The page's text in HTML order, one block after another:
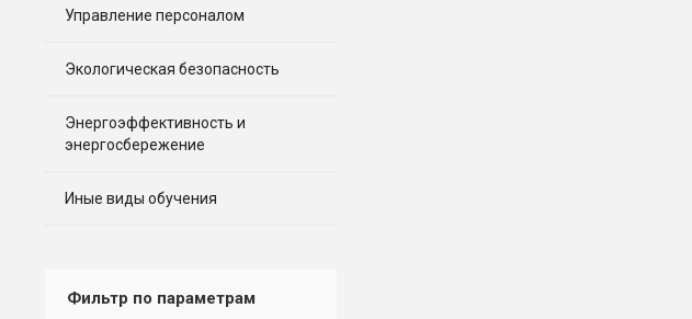
Управление персоналом
Экологическая безопасность
Энергоэффективность и
энергосбережение
Иные виды обучения
Фильтр по параметрам